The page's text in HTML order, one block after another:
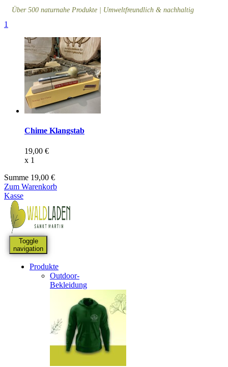
Über 500 naturnahe Produkte | Umweltfreundlich & nachhaltig
1
Chime Klangstab
19,00 €
x 1
Summe 19,00 €
Zum Warenkorb
Kasse
Toggle
navigation
Produkte
Outdoor-
Bekleidung